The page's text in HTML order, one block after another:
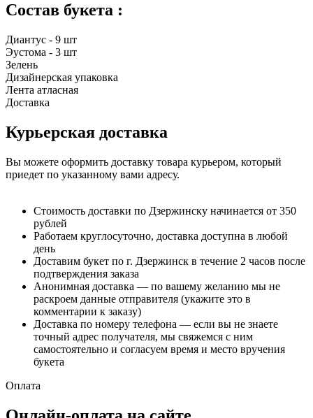
Состав букета :
Диантус - 9 шт
Эустома - 3 шт
Зелень
Дизайнерская упаковка
Лента атласная
Доставка
Курьерская доставка
Вы можете оформить доставку товара курьером, который
приедет по указанному вами адресу.
Стоимость доставки по Дзержинску начинается от 350
рублей
Работаем круглосуточно, доставка доступна в любой
день
Доставим букет по г. Дзержинск в течение 2 часов после
подтверждения заказа
Анонимная доставка — по вашему желанию мы не
раскроем данные отправителя (укажите это в
комментарии к заказу)
Доставка по номеру телефона — если вы не знаете
точный адрес получателя, мы свяжемся с ним
самостоятельно и согласуем время и место вручения
букета
Оплата